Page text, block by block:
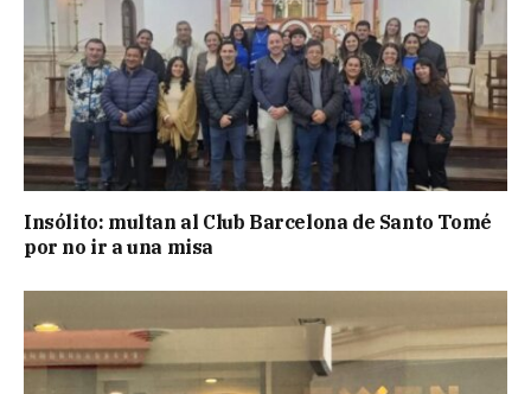
Insólito: multan al Club Barcelona de Santo Tomé
por no ir a una misa